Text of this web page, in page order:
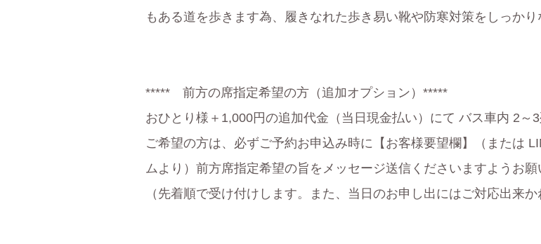
もある道を歩きます為、履きなれた歩き易い靴や防寒対策をしっか
***** 前方の席指定希望の方（追加オプション）*****
おひとり様＋1,000円の追加代金（当日現金払い）にて バス車内 2～
ご希望の方は、必ずご予約お申込み時に【お客様要望欄】（または
ムより）前方席指定希望の旨をメッセージ送信くださいますようお願
（先着順で受け付けします。また、当日のお申し出にはご対応出来